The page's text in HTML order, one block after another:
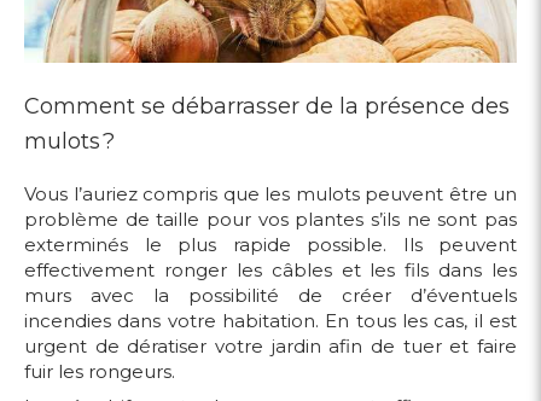
Comment se débarrasser de la présence des
mulots ?
Vous l’auriez compris que les mulots peuvent être un
problème de taille pour vos plantes s’ils ne sont pas
exterminés le plus rapide possible. Ils peuvent
effectivement ronger les câbles et les fils dans les
murs avec la possibilité de créer d’éventuels
incendies dans votre habitation. En tous les cas, il est
urgent de dératiser votre jardin afin de tuer et faire
fuir les rongeurs.